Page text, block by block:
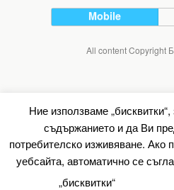
Mobile
All content Copyright
Ние използваме
съдържанието и да Ви
потребителско изживяване.
уебсайта, автоматично се
„бисквитки“